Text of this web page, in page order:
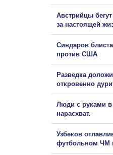
Австрийцы
за настоящей
Синдаров
против США
Разведка
откровенно
Люди с руками в
нарасхват.
Узбеков
футбольном